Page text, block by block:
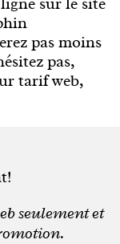
pas moins
pas,
tarif web,
seulement et